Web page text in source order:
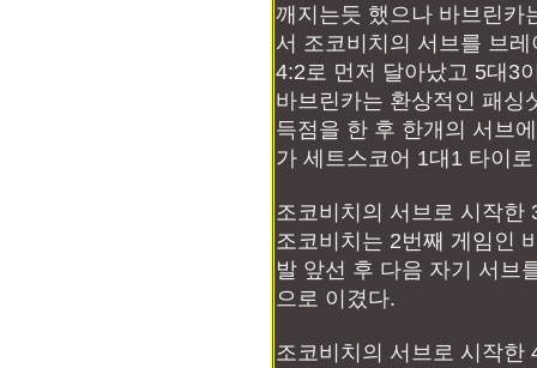
깨지는듯 했으나 바브린카
서 조코비치의 서브를 브레
4:2로 먼저 달아났고 5대3
바브린카는 환상적인 패싱
득점을 한 후 한개의 서브
가 세트스코어 1대1 타이
조코비치의 서브로 시작한
조코비치는 2번째 게임인
발 앞선 후 다음 자기 서브
으로 이겼다.
조코비치의 서브로 시작한